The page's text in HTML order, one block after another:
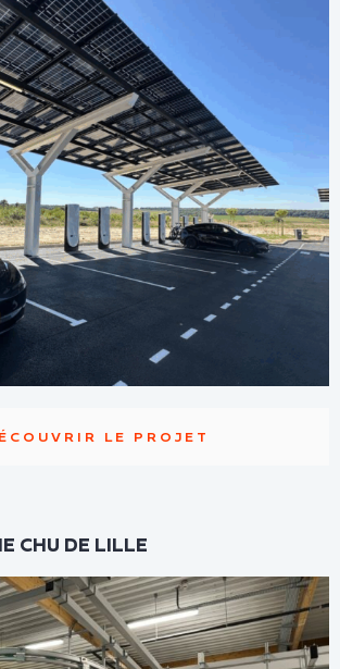
LE PROJET
CHU DE LILLE